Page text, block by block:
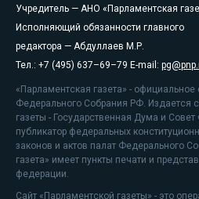
Учредитель — АНО «Парламентская
Исполняющий обязанности главного
редактора — Абдуллаев М.Р.
Тел.: +7 (495) 637–69–79 E-mail:
«Парламентская газета» -
Федерального Собрания РФ. Издается
газеты - Государственная Дума и
публикатор федеральных
законов и актов палат Федерального
газета» имеет пункты печати и
федерации.
Сайт «Парламентской газеты» - это